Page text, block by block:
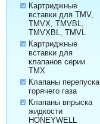
Картриджные
вставки для TMV,
TMVX, TMVBL,
TMVXBL, TMVL
Картриджные
вставки для
клапанов серии
TMX
Клапаны перепуска
горячего газа
Клапаны впрыска
жидкости
HONEYWELL